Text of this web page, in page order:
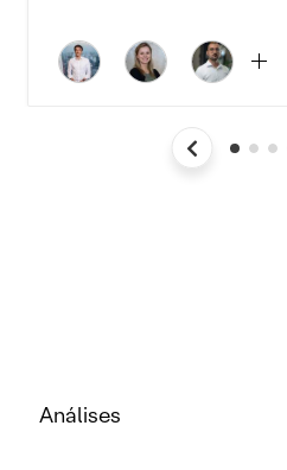
Análises